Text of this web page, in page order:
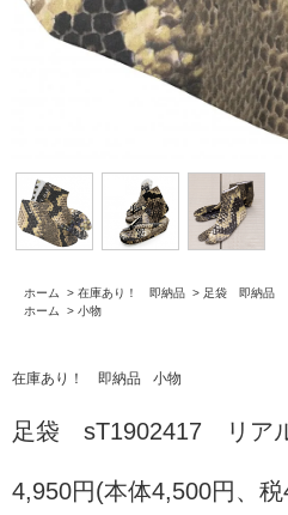
ホーム > 在庫あり！ 即納品 > 足袋 即納品
ホーム
> 小物
在庫あり！ 即納品 小物
足袋 sT1902417 リア
4,950円(本体4,500円、